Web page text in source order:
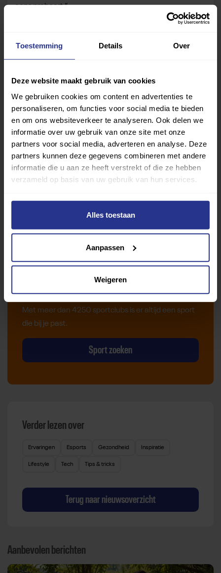
Toestemming Details Over
Deze website maakt gebruik van cookies
We gebruiken cookies om content en advertenties te
personaliseren, om functies voor social media te bieden
en om ons websiteverkeer te analyseren. Ook delen we
informatie over uw gebruik van onze site met onze
partners voor social media, adverteren en analyse. Deze
partners kunnen deze gegevens combineren met andere
informatie die u aan ze heeft verstrekt of die ze hebben
verzameld op basis van uw gebruik van hun services.
Alles toestaan
Aanpassen
Weigeren
eens probeert.”
Vind jouw sport
Van atletiek tot zwemmen: met onze Sportzoeker
Met meer dan 4250 sportclubs is er altijd een sport
die bij je past.
Sport zoeken
Verder lezen over
Ervaringen Esports Gezondheid Inspiratie
Lifestyle Tech Tips & tricks
Terug naar nieuwsoverzicht
Aanbevolen berichten